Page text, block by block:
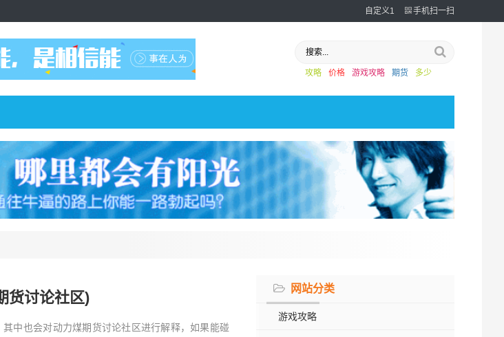
自定义1 手机扫一扫
攻略 价格 游戏攻略 期货 多少
网站分类
游戏攻略
货讨论社区)
中也会对动力煤期货讨论社区进行解释，如果能碰